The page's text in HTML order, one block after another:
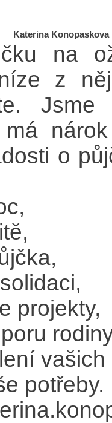
Katerina
na
z
Jsme
má
o
projekty,
vašich
potřeby.